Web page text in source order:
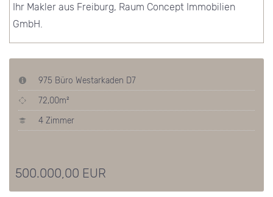
Ihr Makler aus Freiburg, Raum Concept Immobilien
GmbH.
975 Büro Westarkaden D7
72,00m²
4 Zimmer
500.000,00 EUR